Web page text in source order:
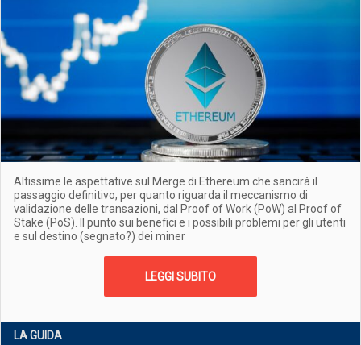
Altissime le aspettative sul Merge di Ethereum che sancirà il
passaggio definitivo, per quanto riguarda il meccanismo di
validazione delle transazioni, dal Proof of Work (PoW) al Proof of
Stake (PoS). Il punto sui benefici e i possibili problemi per gli utenti
e sul destino (segnato?) dei miner
LEGGI SUBITO
LA GUIDA